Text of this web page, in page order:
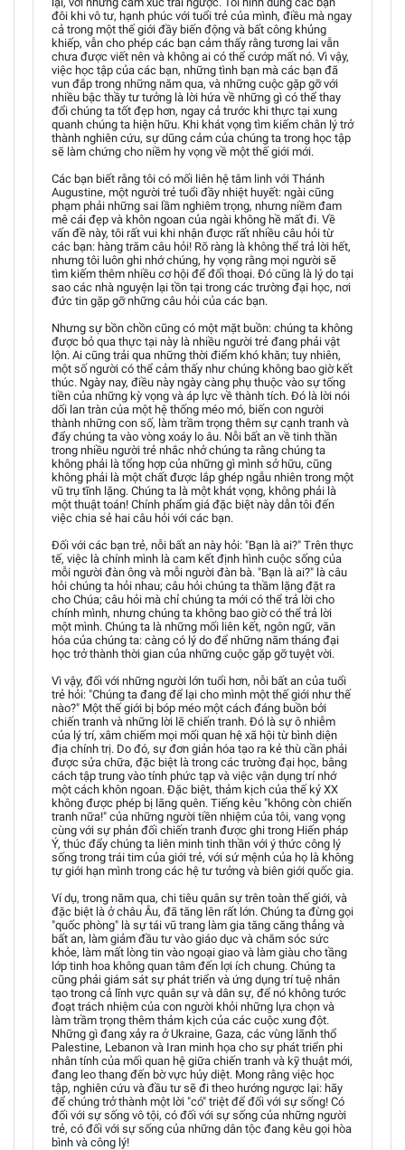
đôi khi vô tư, hạnh phúc với tuổi trẻ của mình, điều mà ngay
cả trong một thế giới đầy biến động và bất công khủng
khiếp, vẫn cho phép các bạn cảm thấy rằng tương lai vẫn
chưa được viết nên và không ai có thể cướp mất nó. Vì vậy,
việc học tập của các bạn, những tình bạn mà các bạn đã
vun đắp trong những năm qua, và những cuộc gặp gỡ với
nhiều bậc thầy tư tưởng là lời hứa về những gì có thể thay
đổi chúng ta tốt đẹp hơn, ngay cả trước khi thực tại xung
quanh chúng ta hiện hữu. Khi khát vọng tìm kiếm chân lý trở
thành nghiên cứu, sự dũng cảm của chúng ta trong học tập
sẽ làm chứng cho niềm hy vọng về một thế giới mới.
Các bạn biết rằng tôi có mối liên hệ tâm linh với Thánh
Augustine, một người trẻ tuổi đầy nhiệt huyết: ngài cũng
phạm phải những sai lầm nghiêm trọng, nhưng niềm đam
mê cái đẹp và khôn ngoan của ngài không hề mất đi. Về
vấn đề này, tôi rất vui khi nhận được rất nhiều câu hỏi từ
các bạn: hàng trăm câu hỏi! Rõ ràng là không thể trả lời hết,
nhưng tôi luôn ghi nhớ chúng, hy vọng rằng mọi người sẽ
tìm kiếm thêm nhiều cơ hội để đối thoại. Đó cũng là lý do tại
sao các nhà nguyện lại tồn tại trong các trường đại học, nơi
đức tin gặp gỡ những câu hỏi của các bạn.
Nhưng sự bồn chồn cũng có một mặt buồn: chúng ta không
được bỏ qua thực tại này là nhiều người trẻ đang phải vật
lộn. Ai cũng trải qua những thời điểm khó khăn; tuy nhiên,
một số người có thể cảm thấy như chúng không bao giờ kết
thúc. Ngày nay, điều này ngày càng phụ thuộc vào sự tống
tiền của những kỳ vọng và áp lực về thành tích. Đó là lời nói
dối lan tràn của một hệ thống méo mó, biến con người
thành những con số, làm trầm trọng thêm sự cạnh tranh và
đẩy chúng ta vào vòng xoáy lo âu. Nỗi bất an về tinh thần
trong nhiều người trẻ nhắc nhở chúng ta rằng chúng ta
không phải là tổng hợp của những gì mình sở hữu, cũng
không phải là một chất được lắp ghép ngẫu nhiên trong một
vũ trụ tĩnh lặng. Chúng ta là một khát vọng, không phải là
một thuật toán! Chính phẩm giá đặc biệt này dẫn tôi đến
việc chia sẻ hai câu hỏi với các bạn.
Đối với các bạn trẻ, nỗi bất an này hỏi: "Bạn là ai?" Trên thực
tế, việc là chính mình là cam kết định hình cuộc sống của
mỗi người đàn ông và mỗi người đàn bà. "Bạn là ai?" là câu
hỏi chúng ta hỏi nhau; câu hỏi chúng ta thầm lặng đặt ra
cho Chúa; câu hỏi mà chỉ chúng ta mới có thể trả lời cho
chính mình, nhưng chúng ta không bao giờ có thể trả lời
một mình. Chúng ta là những mối liên kết, ngôn ngữ, văn
hóa của chúng ta: càng có lý do để những năm tháng đại
học trở thành thời gian của những cuộc gặp gỡ tuyệt vời.
Vì vậy, đối với những người lớn tuổi hơn, nỗi bất an của tuổi
trẻ hỏi: "Chúng ta đang để lại cho mình một thế giới như thế
nào?" Một thế giới bị bóp méo một cách đáng buồn bởi
chiến tranh và những lời lẽ chiến tranh. Đó là sự ô nhiễm
của lý trí, xâm chiếm mọi mối quan hệ xã hội từ bình diện
địa chính trị. Do đó, sự đơn giản hóa tạo ra kẻ thù cần phải
được sửa chữa, đặc biệt là trong các trường đại học, bằng
cách tập trung vào tính phức tạp và việc vận dụng trí nhớ
một cách khôn ngoan. Đặc biệt, thảm kịch của thế kỷ XX
không được phép bị lãng quên. Tiếng kêu "không còn chiến
tranh nữa!" của những người tiền nhiệm của tôi, vang vọng
cùng với sự phản đối chiến tranh được ghi trong Hiến pháp
Ý, thúc đẩy chúng ta liên minh tinh thần với ý thức công lý
sống trong trái tim của giới trẻ, với sứ mệnh của họ là không
tự giới hạn mình trong các hệ tư tưởng và biên giới quốc gia.
Ví dụ, trong năm qua, chi tiêu quân sự trên toàn thế giới, và
đặc biệt là ở châu Âu, đã tăng lên rất lớn. Chúng ta đừng gọi
"quốc phòng" là sự tái vũ trang làm gia tăng căng thẳng và
bất an, làm giảm đầu tư vào giáo dục và chăm sóc sức
khỏe, làm mất lòng tin vào ngoại giao và làm giàu cho tầng
lớp tinh hoa không quan tâm đến lợi ích chung. Chúng ta
cũng phải giám sát sự phát triển và ứng dụng trí tuệ nhân
tạo trong cả lĩnh vực quân sự và dân sự, để nó không tước
đoạt trách nhiệm của con người khỏi những lựa chọn và
làm trầm trọng thêm thảm kịch của các cuộc xung đột.
Những gì đang xảy ra ở Ukraine, Gaza, các vùng lãnh thổ
Palestine, Lebanon và Iran minh họa cho sự phát triển phi
nhân tính của mối quan hệ giữa chiến tranh và kỹ thuật mới,
đang leo thang đến bờ vực hủy diệt. Mong rằng việc học
tập, nghiên cứu và đầu tư sẽ đi theo hướng ngược lại: hãy
để chúng trở thành một lời "có" triệt để đối với sự sống! Có
đối với sự sống vô tội, có đối với sự sống của những người
trẻ, có đối với sự sống của những dân tộc đang kêu gọi hòa
bình và công lý!